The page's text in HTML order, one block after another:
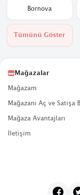
Bornova
Tümünü Göster
Mağazalar
Mağazam
Mağazanı Aç ve Satışa
Mağaza Avantajları
İletişim